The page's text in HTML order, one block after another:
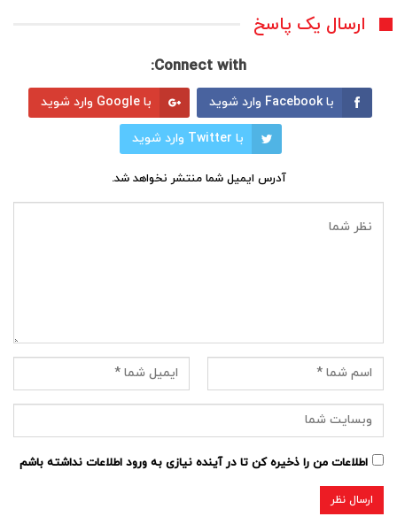
ارسال یک پاسخ
Connect with:
با Facebook وارد شوید با Google وارد شوید
با Twitter وارد شوید
آدرس ایمیل شما منتشر نخواهد شد.
اطلاعات من را ذخیره کن تا در آینده نیازی به ورود اطلاعات نداشته باشم